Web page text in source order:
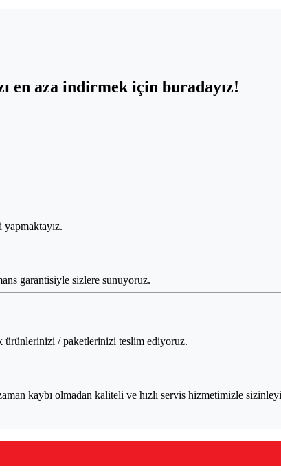
en aza indirmek için buradayız!
garantisiyle sizlere sunuyoruz.
ürünlerinizi / paketlerinizi teslim ediyoruz.
kaybı olmadan kaliteli ve hızlı servis hizmetimizle